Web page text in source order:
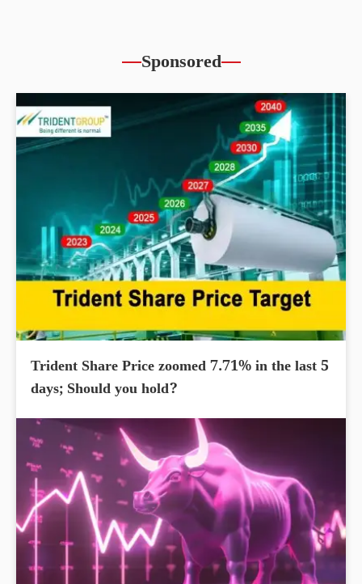
Sponsored
Trident Share Price zoomed 7.71% in the last 5
days; Should you hold?